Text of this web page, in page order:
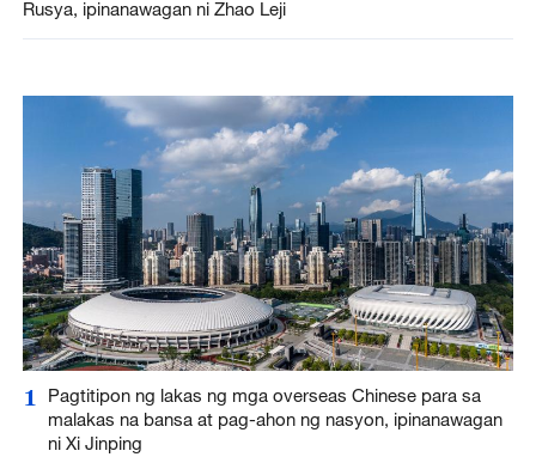
Rusya, ipinanawagan ni Zhao Leji
1
Pagtitipon ng lakas ng mga overseas Chinese para sa
malakas na bansa at pag-ahon ng nasyon, ipinanawagan
ni Xi Jinping